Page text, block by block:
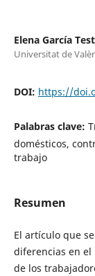
Elena García
Universitat de
DOI: https://
Palabras clave:
domésticos,
trabajo
Resumen
El artículo que
diferencias en
de los